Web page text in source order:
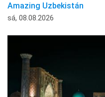
Amazing Uzbekistán
sá, 08.08.2026